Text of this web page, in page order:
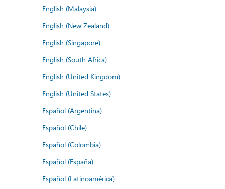
English (Malaysia)
English (New Zealand)
English (Singapore)
English (South Africa)
English (United Kingdom)
English (United States)
Español (Argentina)
Español (Chile)
Español (Colombia)
Español (España)
Español (Latinoamérica)